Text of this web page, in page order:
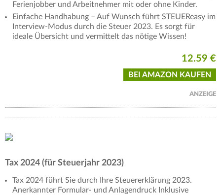
Ferienjobber und Arbeitnehmer mit oder ohne Kinder.
Einfache Handhabung – Auf Wunsch führt STEUEReasy im
Interview-Modus durch die Steuer 2023. Es sorgt für
ideale Übersicht und vermittelt das nötige Wissen!
12.59 €
BEI AMAZON KAUFEN
ANZEIGE
Tax 2024 (für Steuerjahr 2023)
Tax 2024 führt Sie durch Ihre Steuererklärung 2023.
Anerkannter Formular- und Anlagendruck Inklusive